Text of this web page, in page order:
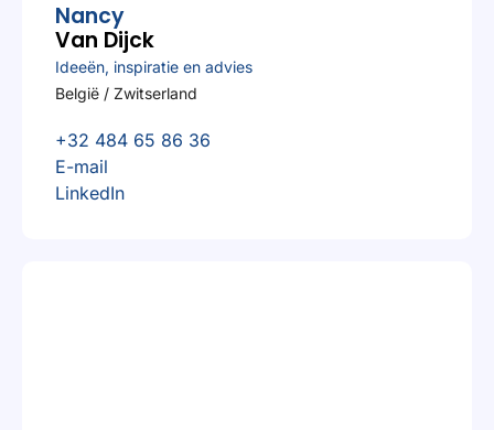
Nancy
Van Dijck
Ideeën, inspiratie en advies
België / Zwitserland
+32 484 65 86 36
E-mail
LinkedIn